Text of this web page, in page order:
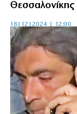
Θεσσαλονίκης
18|12|2024 | 12:00